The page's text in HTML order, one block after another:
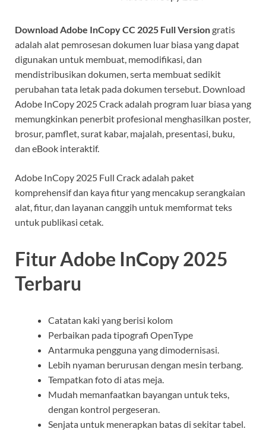
Download Adobe InCopy CC 2025 Full Versiongratis
adalah alat pemrosesan dokumen luar biasa yang dapat
digunakan untuk membuat, memodifikasi, dan
mendistribusikan dokumen, serta membuat sedikit
perubahan tata letak pada dokumen tersebut. Download
Adobe InCopy 2025 Crack adalah program luar biasa yang
memungkinkan penerbit profesional menghasilkan poster,
brosur, pamflet, surat kabar, majalah, presentasi, buku,
dan eBook interaktif.
Adobe InCopy 2025 Full Crack adalah paket
komprehensif dan kaya fitur yang mencakup serangkaian
alat, fitur, dan layanan canggih untuk memformat teks
untuk publikasi cetak.
Fitur Adobe InCopy 2025
Terbaru
Catatan kaki yang berisi kolom
Perbaikan pada tipografi OpenType
Antarmuka pengguna yang dimodernisasi.
Lebih nyaman berurusan dengan mesin terbang.
Tempatkan foto di atas meja.
Mudah memanfaatkan bayangan untuk teks,
dengan kontrol pergeseran.
Senjata untuk menerapkan batas di sekitar tabel.